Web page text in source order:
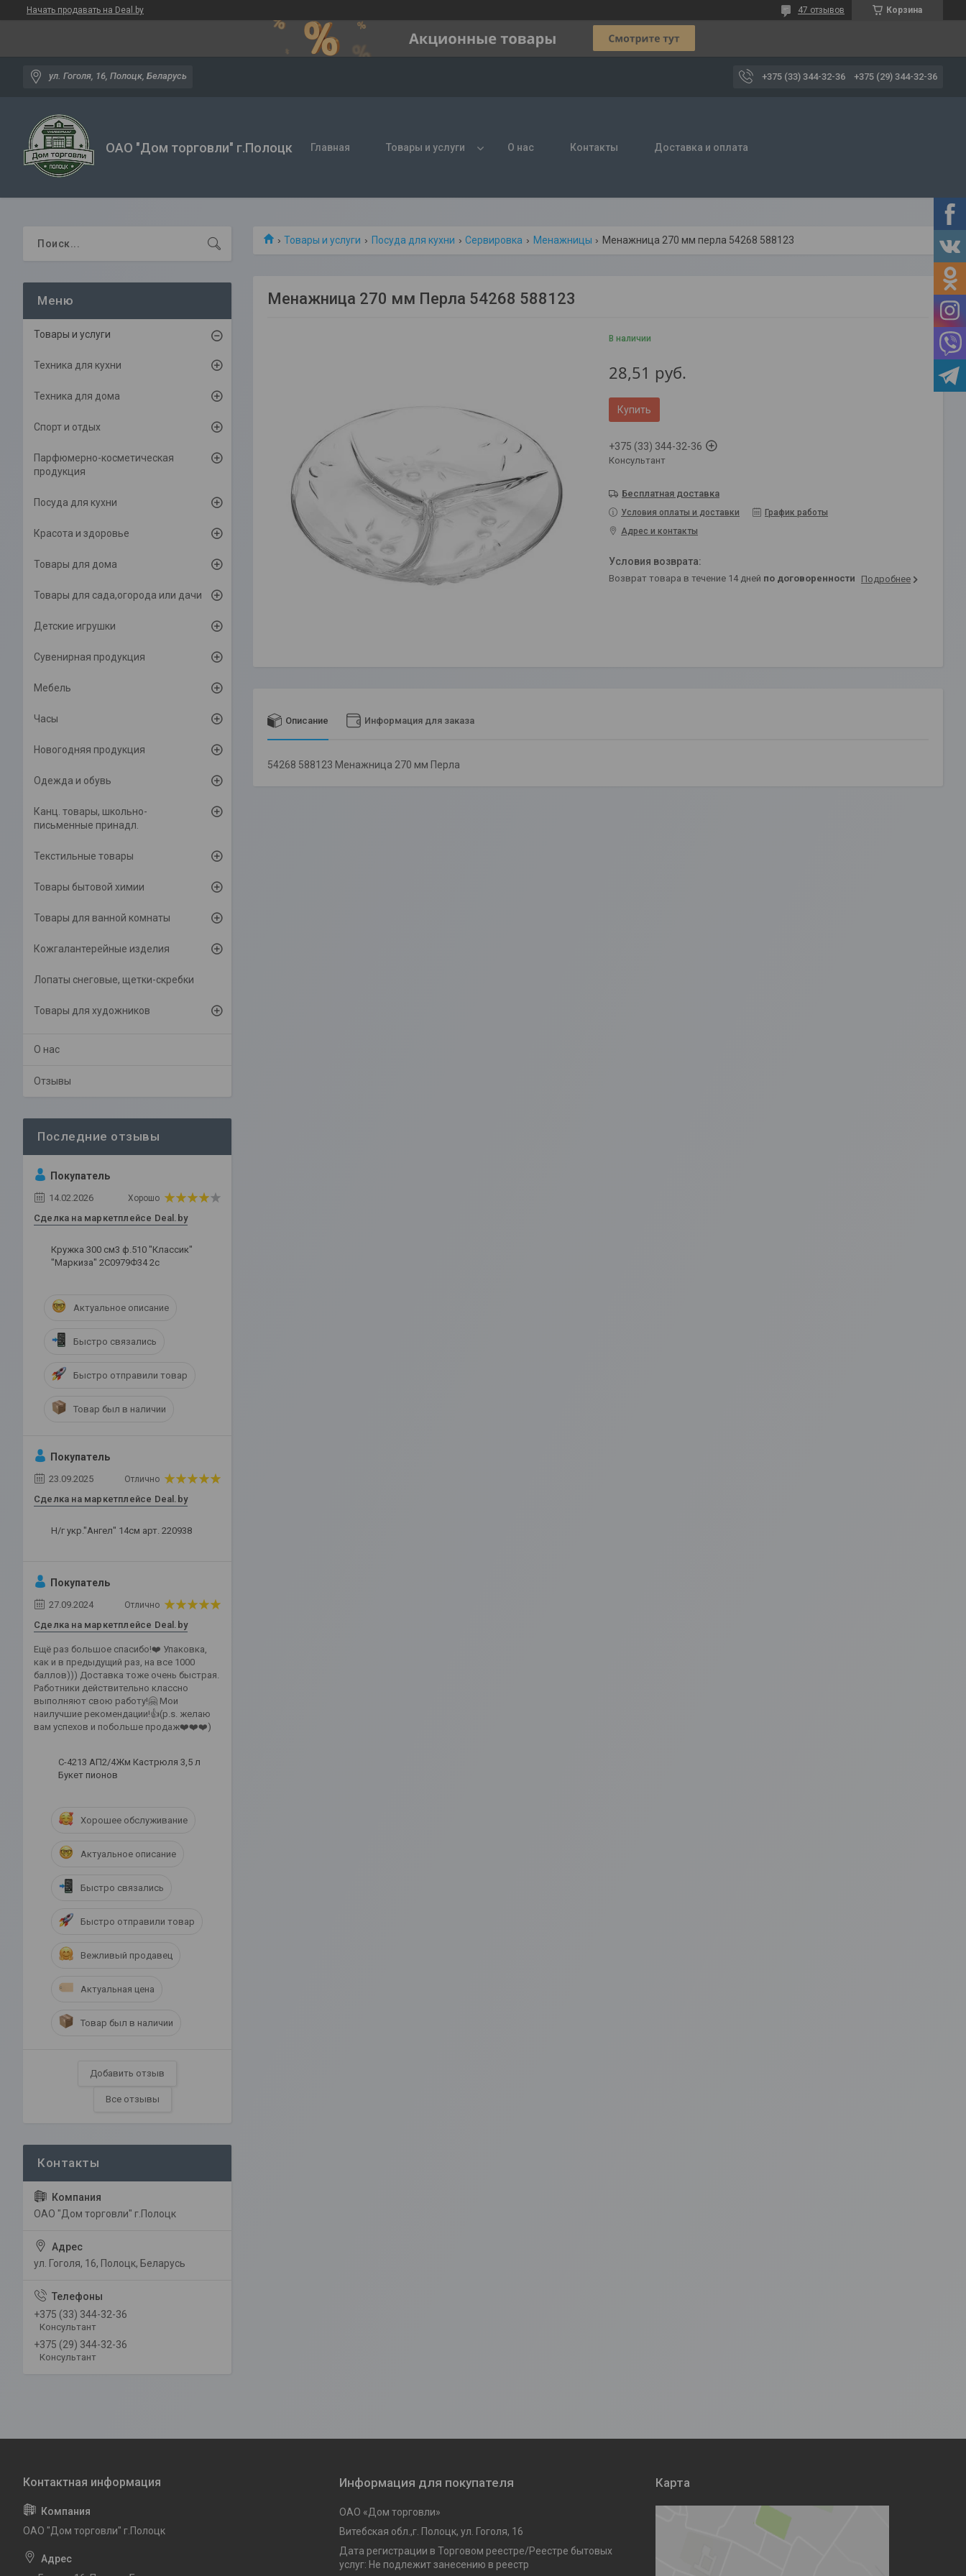
Начать продавать на Deal.by Корзина
47 отзывов
ул. Гоголя, 16, Полоцк, Беларусь +375 (33) 344-32-36 +375 (29) 344-32-36
ОАО "Дом торговли" г.Полоцк Главная Товары и услуги О нас Контакты Доставка и оплата
Товары и услуги Посуда для кухни Сервировка Менажницы Менажница 270 мм перла 54268 588123
Менажница 270 мм Перла 54268 588123
В наличии
28,51 руб.
Купить
+375 (33) 344-32-36
Консультант
Бесплатная доставка
Условия оплаты и доставки
График работы
Адрес и контакты
возврат товара в течение 14 дней по договоренности Подробнее
Описание Информация для заказа
54268 588123 Менажница 270 мм Перла
Товары и услуги
Техника для кухни
Техника для дома
Спорт и отдых
Парфюмерно-косметическая
продукция
Посуда для кухни
Красота и здоровье
Товары для дома
Товары для сада,огорода или дачи
Детские игрушки
Сувенирная продукция
Мебель
Часы
Новогодняя продукция
Одежда и обувь
Канц. товары, школьно-
письменные принадл.
Текстильные товары
Товары бытовой химии
Товары для ванной комнаты
Кожгалантерейные изделия
Лопаты снеговые, щетки-скребки
Товары для художников
О нас
Отзывы
Покупатель
14.02.2026 Хорошо
Сделка на маркетплейсе Deal.by
Кружка 300 см3 ф.510 "Классик"
"Маркиза" 2С0979Ф34 2с
Актуальное описание
Быстро связались
Быстро отправили товар
Товар был в наличии
Покупатель
23.09.2025 Отлично
Сделка на маркетплейсе Deal.by
Н/г укр."Ангел" 14см арт. 220938
Покупатель
27.09.2024 Отлично
Сделка на маркетплейсе Deal.by
Ещё раз большое спасибо!❤️ Упаковка,
как и в предыдущий раз, на все 1000
баллов))) Доставка тоже очень быстрая.
Работники действительно классно
выполняют свою работу!🤗 Мои
наилучшие рекомендации!👍(p.s. желаю
вам успехов и побольше продаж❤️❤️❤️)
С-4213 АП2/4Жм Кастрюля 3,5 л
Букет пионов
Хорошее обслуживание
Актуальное описание
Быстро связались
Быстро отправили товар
Вежливый продавец
Актуальная цена
Товар был в наличии
Добавить отзыв
Все отзывы
ОАО "Дом торговли" г.Полоцк
ул. Гоголя, 16, Полоцк, Беларусь
+375 (33) 344-32-36
Консультант
+375 (29) 344-32-36
Консультант
ОАО "Дом торговли" г.Полоцк
Информация для покупателя
ОАО «Дом торговли»
Витебская обл.,г. Полоцк, ул. Гоголя, 16
Дата регистрации в Торговом реестре/Реестре бытовых
услуг: Не подлежит занесению в реестр
Карта